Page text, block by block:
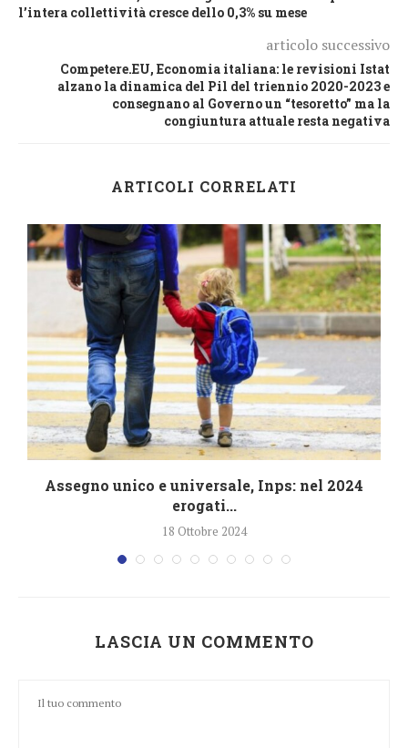
l’intera collettività cresce dello 0,3% su mese
articolo successivo
Competere.EU, Economia italiana: le revisioni Istat
alzano la dinamica del Pil del triennio 2020-2023 e
consegnano al Governo un “tesoretto” ma la
congiuntura attuale resta negativa
ARTICOLI CORRELATI
Assegno unico e universale, Inps: nel 2024
erogati...
18 Ottobre 2024
LASCIA UN COMMENTO